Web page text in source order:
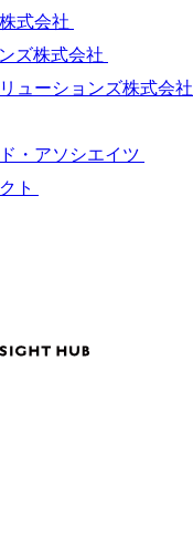
式会社
ズ株式会社
ューションズ株式会社
・アソシエイツ
ト